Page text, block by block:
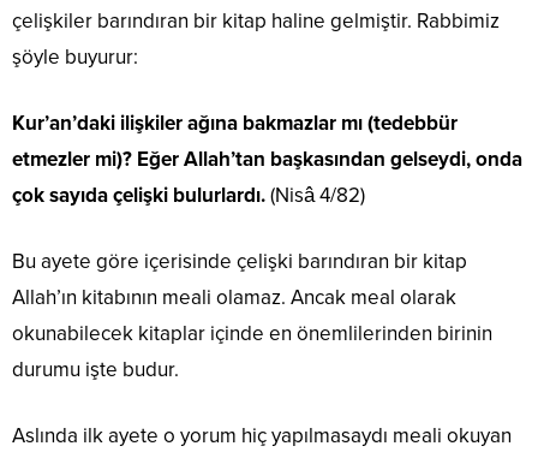
çelişkiler barındıran bir kitap haline gelmiştir. Rabbimiz
şöyle buyurur:
Kur’an’daki ilişkiler ağına bakmazlar mı (tedebbür
etmezler mi)? Eğer Allah’tan başkasından gelseydi, onda
çok sayıda çelişki bulurlardı.(Nisâ 4/82)
Bu ayete göre içerisinde çelişki barındıran bir kitap
Allah’ın kitabının meali olamaz. Ancak meal olarak
okunabilecek kitaplar içinde en önemlilerinden birinin
durumu işte budur.
Aslında ilk ayete o yorum hiç yapılmasaydı meali okuyan